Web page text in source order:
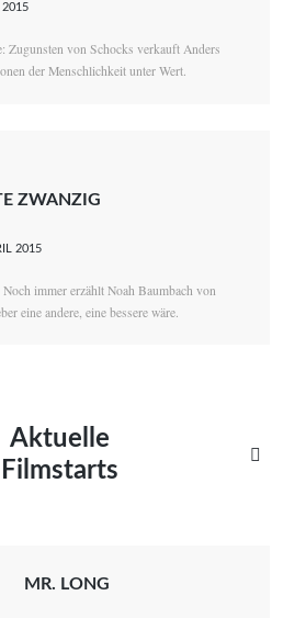
2015
Zugunsten von Schocks verkauft Anders
der Menschlichkeit unter Wert.
ZWANZIG
2015
immer erzählt Noah Baumbach von
eine andere, eine bessere wäre.
Aktuelle
Filmstarts

MR. LONG